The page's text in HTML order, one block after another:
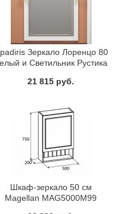
Зеркало Лоренцо 80
и Светильник Рустика
21 815 руб.
Шкаф-зеркало 50 см
Magellan MAG5000M99